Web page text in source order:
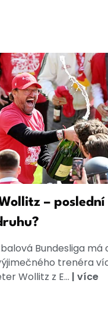
– poslední
Bundesliga má
trenéra
Wollitz z E... | více